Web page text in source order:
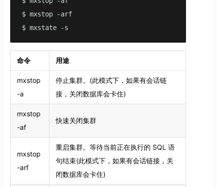
$ mxstop -arf
$ mxstate -s
命令 用途
mxstop
-a
停止集群。(此模式下，如果有会话链
接，关闭数据库会卡住)
mxstop
-af
快速关闭集群
mxstop
-arf
重启集群。等待当前正在执行的 SQL 语
句结束(此模式下，如果有会话链接，关
闭数据库会卡住)